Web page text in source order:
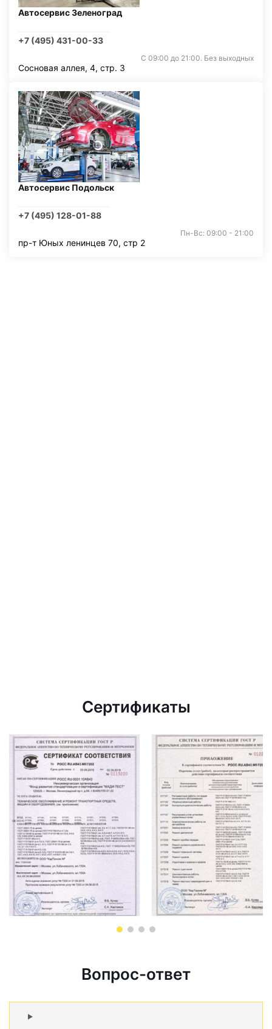
Автосервис Зеленоград
+7 (495) 431-00-33
С 09:00 до 21:00. Без выходных
Сосновая аллея, 4, стр. 3
Автосервис Подольск
+7 (495) 128-01-88
Пн-Вс: 09:00 - 21:00
пр-т Юных ленинцев 70, стр 2
Сертификаты
Вопрос-ответ